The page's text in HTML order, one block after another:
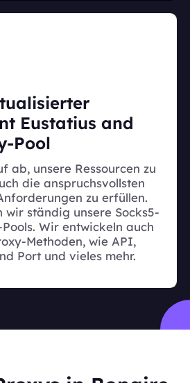
Eustatius and
Pool
ab, unsere Ressourcen zu
die anspruchsvollsten
zu erfüllen.
wir ständig unsere Socks5-
Wir entwickeln auch
Methoden, wie API,
Port und vieles mehr.